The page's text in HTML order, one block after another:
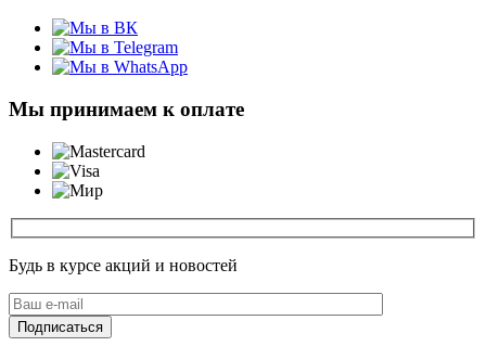
Мы принимаем к оплате
Будь в курсе акций и новостей